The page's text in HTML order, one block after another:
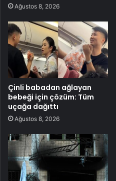
Ağustos 8, 2026
Çinli babadan ağlayan
bebeği için çözüm: Tüm
uçağa dağıttı
Ağustos 8, 2026